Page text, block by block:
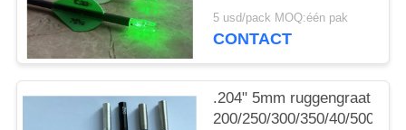
Pijl Verlichtte knoopjes
Met Schakelaar
5 usd/pack MOQ:één pak
CONTACT
.204" 5mm ruggengraat
200/250/300/350/40/500